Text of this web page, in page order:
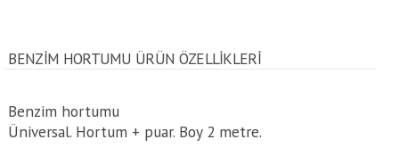
BENZIM HORTUMU ÜRÜN ÖZELLİKLERİ
Benzim hortumu
Üniversal. Hortum + puar. Boy 2 metre.